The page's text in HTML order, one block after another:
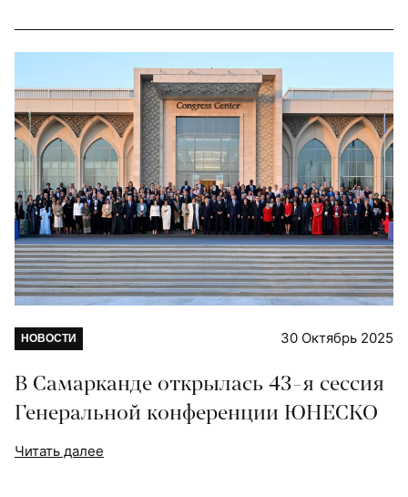
НОВОСТИ 30 Октябрь 2025
В Самарканде открылась 43-я сессия
Генеральной конференции ЮНЕСКО
Читать далее